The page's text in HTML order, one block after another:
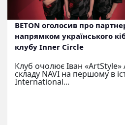
BETON оголосив про
напрямком українського
клубу Inner Circle
Клуб очолює Іван
складу NAVI на першому в
International...